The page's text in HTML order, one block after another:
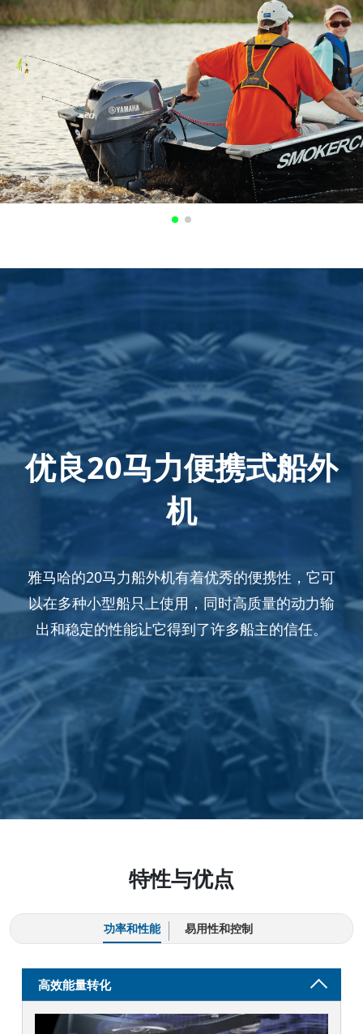
优良20马力便携式船外
机
雅马哈的20马力船外机有着优秀的便携性，它可
以在多种小型船只上使用，同时高质量的动力输
出和稳定的性能让它得到了许多船主的信任。
特性与优点
功率和性能 易用性和控制
高效能量转化